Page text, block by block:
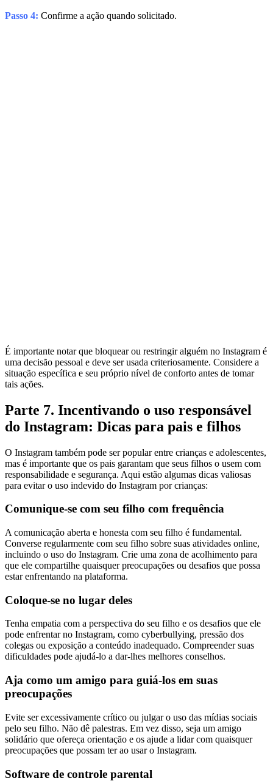
Passo 4: Confirme a ação quando solicitado.
É importante notar que bloquear ou restringir alguém no Instagram é
uma decisão pessoal e deve ser usada criteriosamente. Considere a
situação específica e seu próprio nível de conforto antes de tomar
tais ações.
Parte 7. Incentivando o uso responsável
do Instagram: Dicas para pais e filhos
O Instagram também pode ser popular entre crianças e adolescentes,
mas é importante que os pais garantam que seus filhos o usem com
responsabilidade e segurança. Aqui estão algumas dicas valiosas
para evitar o uso indevido do Instagram por crianças:
Comunique-se com seu filho com frequência
A comunicação aberta e honesta com seu filho é fundamental.
Converse regularmente com seu filho sobre suas atividades online,
incluindo o uso do Instagram. Crie uma zona de acolhimento para
que ele compartilhe quaisquer preocupações ou desafios que possa
estar enfrentando na plataforma.
Coloque-se no lugar deles
Tenha empatia com a perspectiva do seu filho e os desafios que ele
pode enfrentar no Instagram, como cyberbullying, pressão dos
colegas ou exposição a conteúdo inadequado. Compreender suas
dificuldades pode ajudá-lo a dar-lhes melhores conselhos.
Aja como um amigo para guiá-los em suas
preocupações
Evite ser excessivamente crítico ou julgar o uso das mídias sociais
pelo seu filho. Não dê palestras. Em vez disso, seja um amigo
solidário que ofereça orientação e os ajude a lidar com quaisquer
preocupações que possam ter ao usar o Instagram.
Software de controle parental